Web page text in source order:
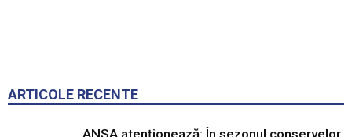
ARTICOLE RECENTE
ANSA atenționează: În sezonul conservelor